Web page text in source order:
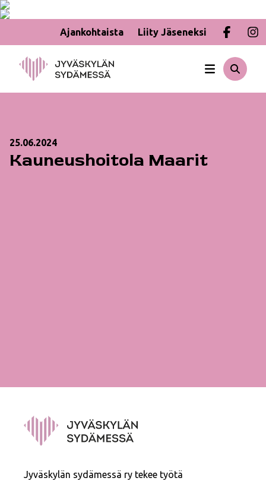
Ajankohtaista
Liity Jäseneksi
sisältöön
25.06.2024
Kauneushoitola Maarit
Jyväskylän sydämessä ry tekee työtä